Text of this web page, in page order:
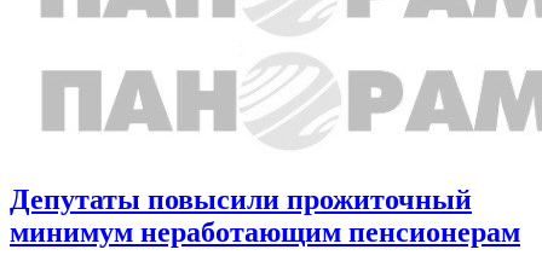
Депутаты повысили прожиточный
минимум неработающим пенсионерам